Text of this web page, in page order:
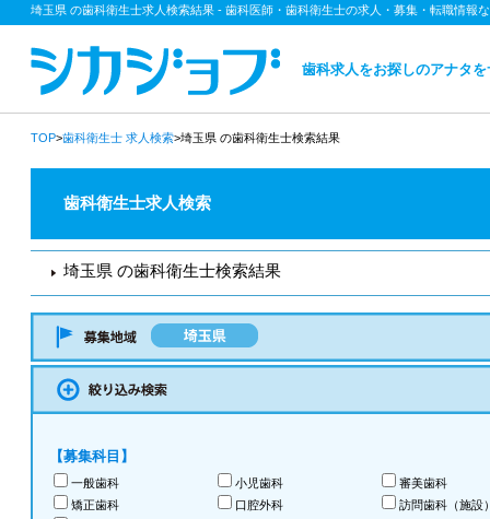
埼玉県 の歯科衛生士求人検索結果 - 歯科医師・歯科衛生士の求人・募集・転職情報
歯科求人をお探しのアナタ
TOP>歯科衛生士求人検索>埼玉県 の歯科衛生士検索結果
歯科衛生士求人検索
埼玉県 の歯科衛生士検索結果
【募集科目】
一般歯科 小児歯科
審美歯科
矯正歯科
口腔外科
訪問歯科（施設